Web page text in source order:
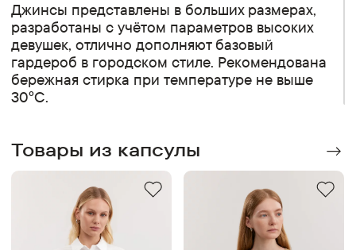
Джинсы представлены в больших размерах,
разработаны с учётом параметров высоких
девушек, отлично дополняют базовый
гардероб в городском стиле. Рекомендована
бережная стирка при температуре не выше
30°C.
Товары из капсулы